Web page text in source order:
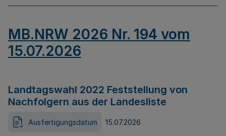
MB.NRW 2026 Nr. 194 vom
15.07.2026
Landtagswahl 2022 Feststellung von
Nachfolgern aus der Landesliste
Ausfertigungsdatum 15.07.2026